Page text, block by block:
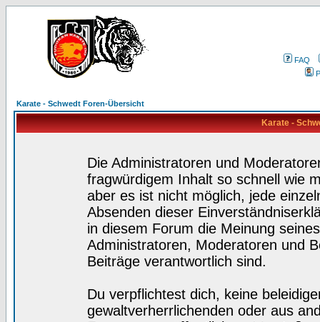
FAQ
Karate - Schwedt Foren-Übersicht
Karate -
Die Administratoren und
fragwürdigem Inhalt so schnell wie
aber es ist nicht möglich, jede
Absenden dieser
in diesem Forum die Meinung
Administratoren, Moderatoren und
Beiträge verantwortlich sind.
Du verpflichtest dich, keine
gewaltverherrlichenden oder aus